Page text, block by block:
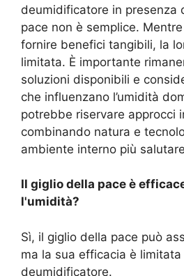
deumidificatore in presenza
pace non è semplice.
fornire benefici tangibili, la
limitata. È importante
soluzioni disponibili e
che influenzano l’umidità
potrebbe riservare approcci
combinando natura e
ambiente interno più
Il giglio della pace è
l'umidità?
Sì, il giglio della pace può
ma la sua efficacia è
deumidificatore.